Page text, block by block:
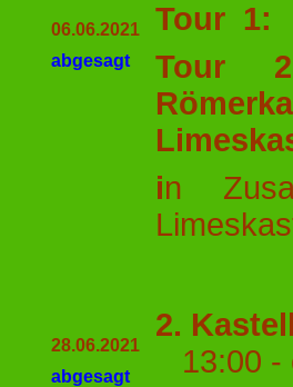
06.06.2021
abgesagt
Tour 1:
Tour
in
28.06.2021
abgesagt
2.
13:00 -